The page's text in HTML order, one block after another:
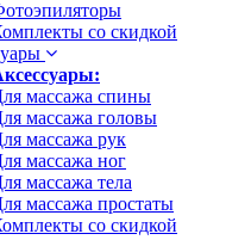
со скидкой
массажа спины
массажа головы
массажа рук
массажа ног
массажа тела
массажа простаты
со скидкой